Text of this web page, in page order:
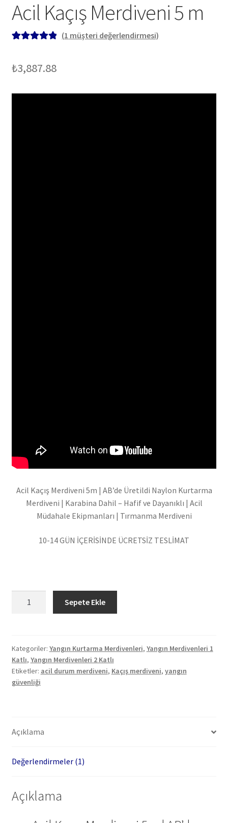
Acil Kaçış Merdiveni 5 m
dayanarak 5
(1 müşteri değerlendirmesi)
₺3,887.88
Acil Kaçış Merdiveni 5m | AB’de Üretildi Naylon Kurtarma
Merdiveni | Karabina Dahil – Hafif ve Dayanıklı | Acil
Müdahale Ekipmanları | Tırmanma Merdiveni
10-14 GÜN İÇERİSİNDE ÜCRETSİZ TESLİMAT
m
adet
Sepete Ekle
Kategoriler: Yangın Kurtarma Merdivenleri, Yangın Merdivenleri 1
Katlı, Yangın Merdivenleri 2 Katlı
Etiketler: acil durum merdiveni, Kaçış merdiveni, yangın
güvenliği
Açıklama
Değerlendirmeler (1)
Açıklama